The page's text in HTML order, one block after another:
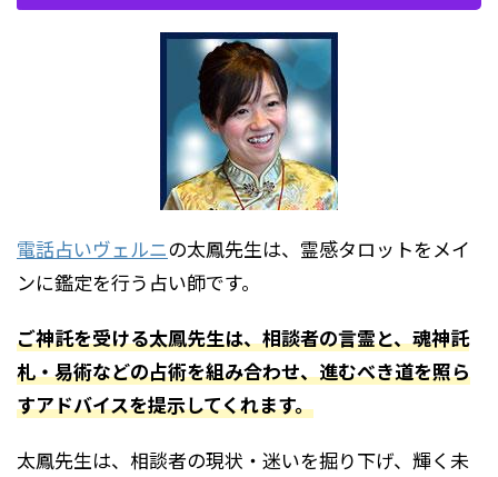
電話占いヴェルニの太鳳先生は、霊感タロットをメイ
ンに鑑定を行う占い師です。
ご神託を受ける太鳳先生は、相談者の言霊と、魂神託
札・易術などの占術を組み合わせ、進むべき道を照ら
すアドバイスを提示してくれます。
太鳳先生は、相談者の現状・迷いを掘り下げ、輝く未